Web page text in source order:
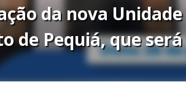
da nova Unidade
de Pequiá, que